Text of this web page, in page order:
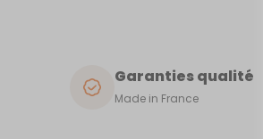
Garanties qualité
Made in France